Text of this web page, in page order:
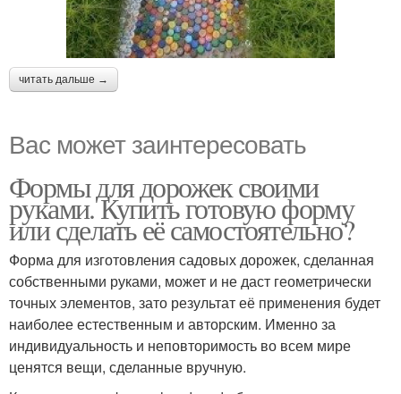
читать дальше →
Вас может заинтересовать
Формы для дорожек своими
руками. Купить готовую форму
или сделать её самостоятельно?
Форма для изготовления садовых дорожек, сделанная
собственными руками, может и не даст геометрически
точных элементов, зато результат её применения будет
наиболее естественным и авторским. Именно за
индивидуальность и неповторимость во всем мире
ценятся вещи, сделанные вручную.